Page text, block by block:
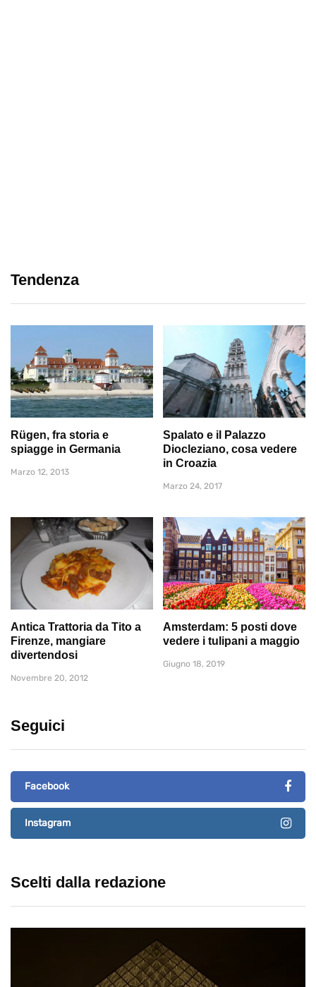
Tendenza
Rügen, fra storia e
spiagge in Germania
Marzo 12, 2013
Spalato e il Palazzo
Diocleziano, cosa vedere
in Croazia
Marzo 24, 2017
Antica Trattoria da Tito a
Firenze, mangiare
divertendosi
Novembre 20, 2012
Amsterdam: 5 posti dove
vedere i tulipani a maggio
Giugno 18, 2019
Seguici
Facebook
Instagram
Scelti dalla redazione